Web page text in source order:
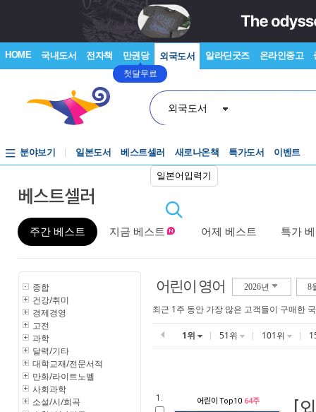
HOME 국내도서 전자책 만권당
첫달무료
외국도서 알라딘굿즈 온라인중고
외국도서
일본어입력기
분야보기 일본도서 베스트셀러 새로나온책 특가도서 이벤트
베스트셀러
주간 베스트 지금 베스트 어제 베스트 특가
종합
건강/취미
경제경영
고전
과학
달력/기타
대학교재/전문서적
만화/라이트노벨
사회과학
소설/시/희곡
어린이 영어 2026년 8
최근 1주 동안 가장 많은 고객들이 구매한
1위 51위 101위
1. 어린이 Top10 64주